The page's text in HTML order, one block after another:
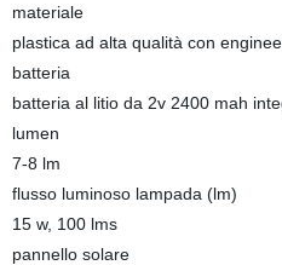
materiale
plastica ad alta qualità con
batteria
batteria al litio da 2v 2400 mah
lumen
7-8 lm
flusso luminoso lampada (lm)
15 w, 100 lms
pannello solare